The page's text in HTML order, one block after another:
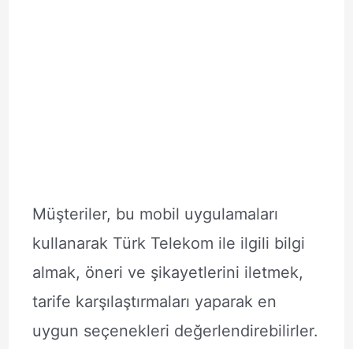
Müşteriler, bu mobil uygulamaları
kullanarak Türk Telekom ile ilgili bilgi
almak, öneri ve şikayetlerini iletmek,
tarife karşılaştırmaları yaparak en
uygun seçenekleri değerlendirebilirler.